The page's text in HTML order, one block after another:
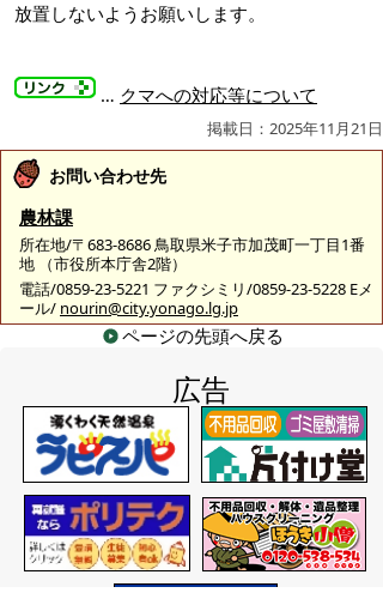
放置しないようお願いします。
… クマへの対応等について
掲載日：2025年11月21日
お問い合わせ先
農林課
所在地/〒683-8686 鳥取県米子市加茂町一丁目1番
地 （市役所本庁舎2階）
電話/0859-23-5221 ファクシミリ/0859-23-5228 Eメ
ール/ nourin@city.yonago.lg.jp
ページの先頭へ戻る
広告